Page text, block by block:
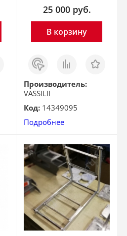
25 000 руб.
В корзину
Заказ
в 1
клик
Сравнить Отложить
Производитель:
VASSILII
Код: 14349095
Подробнее